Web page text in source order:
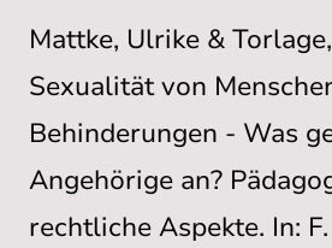
Mattke, Ulrike &
Sexualität von
Behinderungen - Was
Angehörige an?
rechtliche Aspekte. In: